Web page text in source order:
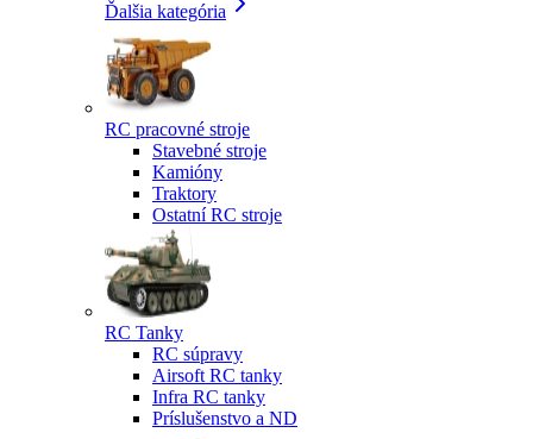
Ďalšia kategória
RC pracovné stroje
Stavebné stroje
Kamióny
Traktory
Ostatní RC stroje
RC Tanky
RC súpravy
Airsoft RC tanky
Infra RC tanky
Príslušenstvo a ND